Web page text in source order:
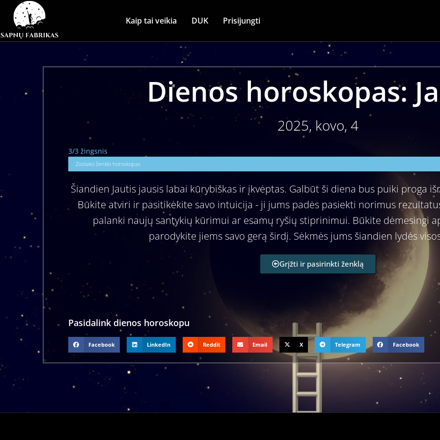
Kaip tai veikia DUK Prisijungti
Dienos horoskopas:
2025, kovo, 4
3/3 žingsnis
Zodiako ženklo horoskopas
Šiandien Jautis jausis labai kūrybiškas ir įkvėptas. Galbūt ši diena bus puiki proga
Būkite atviri ir pasitikėkite savo intuicija - ji jums padės pasiekti norimus
palanki naujų santykių kūrimui ar esamų ryšių stiprinimui. Būkite dėmesingi
parodykite jiems savo gerą širdį. Sėkmės jums šiandien lydės
Grįžti ir pasirinkti ženklą
Pasidalink dienos horoskopu
Facebook LinkedIn Reddit Email X Telegram Facebook